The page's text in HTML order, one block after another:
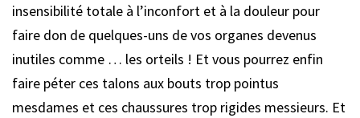
insensibilité totale à l’inconfort et à la douleur pour
faire don de quelques-uns de vos organes devenus
inutiles comme … les orteils ! Et vous pourrez enfin
faire péter ces talons aux bouts trop pointus
mesdames et ces chaussures trop rigides messieurs. Et